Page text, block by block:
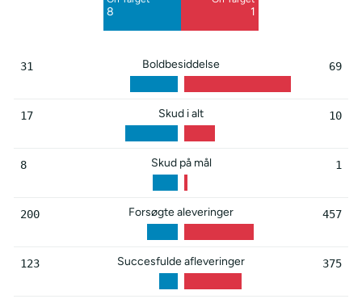
8 1
31 Boldbesiddelse 69
17 Skud i alt 10
8 Skud på mål 1
200 Forsøgte aleveringer 457
123 Succesfulde afleveringer 375